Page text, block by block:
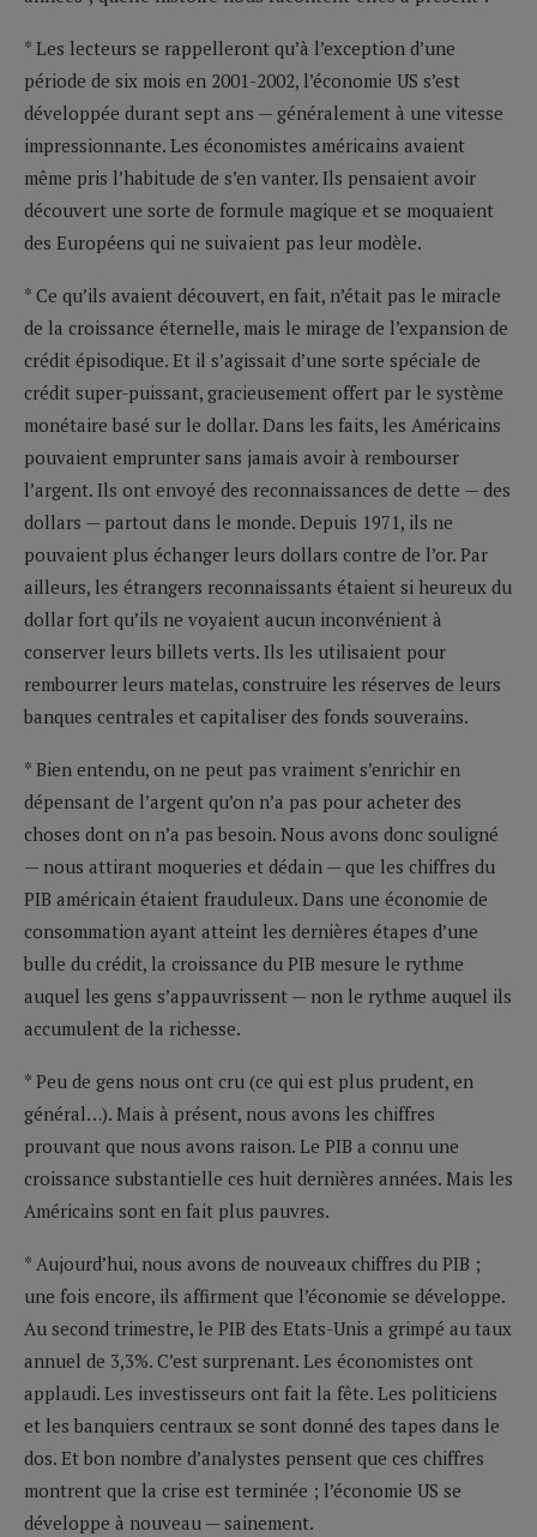
* Les lecteurs se rappelleront qu’à l’exception d’une
période de six mois en 2001-2002, l’économie US s’est
développée durant sept ans — généralement à une vitesse
impressionnante. Les économistes américains avaient
même pris l’habitude de s’en vanter. Ils pensaient avoir
découvert une sorte de formule magique et se moquaient
des Européens qui ne suivaient pas leur modèle.
* Ce qu’ils avaient découvert, en fait, n’était pas le miracle
de la croissance éternelle, mais le mirage de l’expansion de
crédit épisodique. Et il s’agissait d’une sorte spéciale de
crédit super-puissant, gracieusement offert par le système
monétaire basé sur le dollar. Dans les faits, les Américains
pouvaient emprunter sans jamais avoir à rembourser
l’argent. Ils ont envoyé des reconnaissances de dette — des
dollars — partout dans le monde. Depuis 1971, ils ne
pouvaient plus échanger leurs dollars contre de l’or. Par
ailleurs, les étrangers reconnaissants étaient si heureux du
dollar fort qu’ils ne voyaient aucun inconvénient à
conserver leurs billets verts. Ils les utilisaient pour
rembourrer leurs matelas, construire les réserves de leurs
banques centrales et capitaliser des fonds souverains.
* Bien entendu, on ne peut pas vraiment s’enrichir en
dépensant de l’argent qu’on n’a pas pour acheter des
choses dont on n’a pas besoin. Nous avons donc souligné
— nous attirant moqueries et dédain — que les chiffres du
PIB américain étaient frauduleux. Dans une économie de
consommation ayant atteint les dernières étapes d’une
bulle du crédit, la croissance du PIB mesure le rythme
auquel les gens s’appauvrissent — non le rythme auquel ils
accumulent de la richesse.
* Peu de gens nous ont cru (ce qui est plus prudent, en
général…). Mais à présent, nous avons les chiffres
prouvant que nous avons raison. Le PIB a connu une
croissance substantielle ces huit dernières années. Mais les
Américains sont en fait plus pauvres.
* Aujourd’hui, nous avons de nouveaux chiffres du PIB ;
une fois encore, ils affirment que l’économie se développe.
Au second trimestre, le PIB des Etats-Unis a grimpé au taux
annuel de 3,3%. C’est surprenant. Les économistes ont
applaudi. Les investisseurs ont fait la fête. Les politiciens
et les banquiers centraux se sont donné des tapes dans le
dos. Et bon nombre d’analystes pensent que ces chiffres
montrent que la crise est terminée ; l’économie US se
développe à nouveau — sainement.